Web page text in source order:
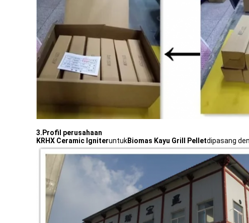
3.Profil perusahaan
KRHX Ceramic IgniteruntukBiomas Kayu Grill Pelletdipasang